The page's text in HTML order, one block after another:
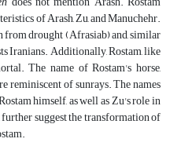
of Arash, Zu, and Manuchehr.
from drought (Afrasiab) and, similar
Iranians. Additionally, Rostam, like
The name of Rostam's horse,
reminiscent of sunrays. The names
himself, as well as Zu's role in
suggest the transformation of